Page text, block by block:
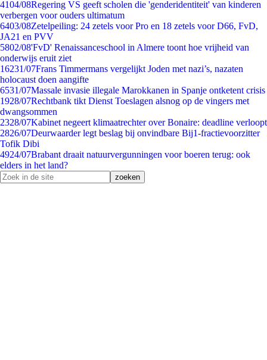
4104/08Regering VS geeft scholen die 'genderidentiteit' van kinderen
verbergen voor ouders ultimatum
6403/08Zetelpeiling: 24 zetels voor Pro en 18 zetels voor D66, FvD,
JA21 en PVV
5802/08'FvD' Renaissanceschool in Almere toont hoe vrijheid van
onderwijs eruit ziet
16231/07Frans Timmermans vergelijkt Joden met nazi’s, nazaten
holocaust doen aangifte
6531/07Massale invasie illegale Marokkanen in Spanje ontketent crisis
1928/07Rechtbank tikt Dienst Toeslagen alsnog op de vingers met
dwangsommen
2328/07Kabinet negeert klimaatrechter over Bonaire: deadline verloopt
2826/07Deurwaarder legt beslag bij onvindbare Bij1-fractievoorzitter
Tofik Dibi
4924/07Brabant draait natuurvergunningen voor boeren terug: ook
elders in het land?